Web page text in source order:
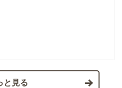
と見る